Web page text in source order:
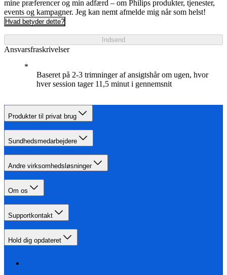
mine præferencer og min adfærd – om Philips produkter, tjenester,
events og kampagner. Jeg kan nemt afmelde mig når som helst!
Hvad betyder dette?
Indsend
Ansvarsfraskrivelser
Baseret på 2-3 trimninger af ansigtshår om ugen, hvor
hver session tager 11,5 minut i gennemsnit
Produkter til privat brug
Sundhedsmedarbejdere
Andre virksomhedsløsninger
Om os
Supportkontakt
Hold dig opdateret